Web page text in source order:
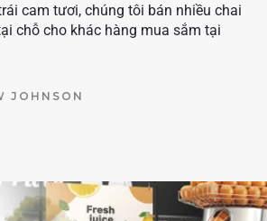
cam tươi, chúng tôi bán nhiều chai
chỗ cho khác hàng mua sắm tại
JOHNSON